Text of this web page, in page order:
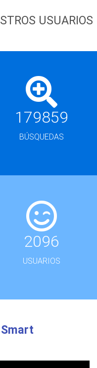
USUARIOS
179859
BÚSQUEDAS
2096
USUARIOS
Smart